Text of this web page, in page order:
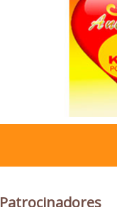
Patrocinadores